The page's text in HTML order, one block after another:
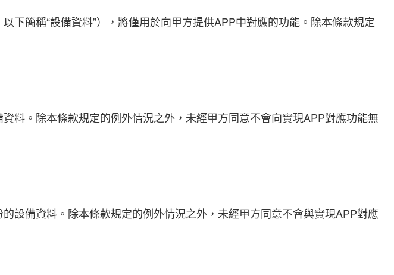
下簡稱“設備資料”），將僅用於向甲方提供APP中對應的功能。除本條款規定
料。除本條款規定的例外情況之外，未經甲方同意不會向實現APP對應功能無
設備資料。除本條款規定的例外情況之外，未經甲方同意不會與實現APP對應